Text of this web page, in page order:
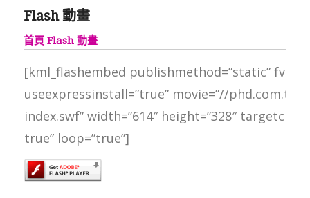
Flash 動畫
首頁 Flash 動畫
[kml_flashembed publishmethod=”static”
useexpressinstall=”true” movie=”//
index.swf” width=”614″ height=”328″
true” loop=”true”]